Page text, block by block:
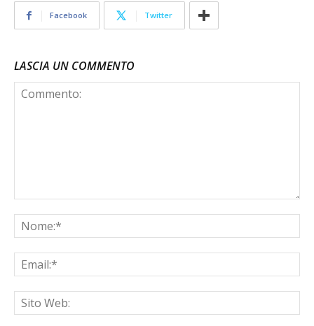
Facebook Twitter
LASCIA UN COMMENTO